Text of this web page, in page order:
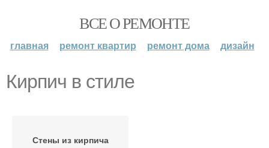
ВСЕ О РЕМОНТЕ
главная ремонт квартир ремонт дома дизайн
Кирпич в стиле
Стены из кирпича